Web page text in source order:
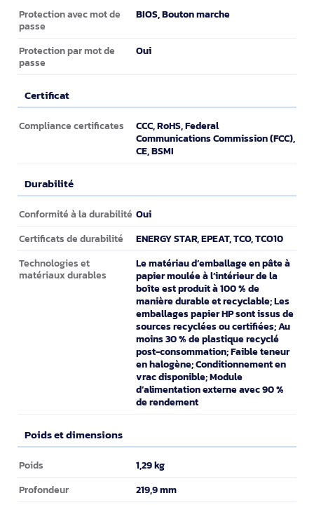
Sécurité
Protection avec mot de
passe
BIOS, Bouton marche
Protection par mot de
passe
Oui
Certificat
Certificat
Compliance certificates
CCC, RoHS, Federal
Communications Commission (FCC),
CE, BSMI
Durabilité
Durabilité
Conformité à la durabilité Oui
Certificats de durabilité ENERGY STAR, EPEAT, TCO, TCO10
Technologies et
matériaux durables
Le matériau d’emballage en pâte à
papier moulée à l’intérieur de la
boîte est produit à 100 % de
manière durable et recyclable; Les
emballages papier HP sont issus de
sources recyclées ou certifiées; Au
moins 30 % de plastique recyclé
post-consommation; Faible teneur
en halogène; Conditionnement en
vrac disponible; Module
d’alimentation externe avec 90 %
de rendement
Poids et dimensions
Poids et dimensions
Poids 1,29 kg
Profondeur 219,9 mm